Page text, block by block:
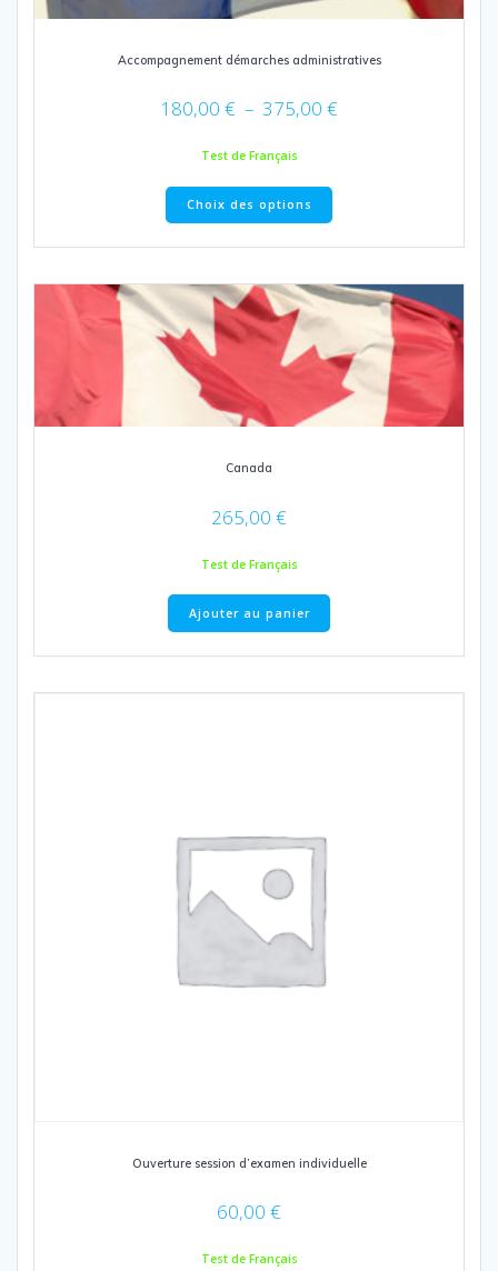
Accompagnement démarches administratives
180,00 € – 375,00 €
Test de Français
Choix des options
Les
peuvent
être
choisies
Canada
265,00 €
Test de Français
Ajouter au panier
Ouverture session d’examen individuelle
60,00 €
Test de Français